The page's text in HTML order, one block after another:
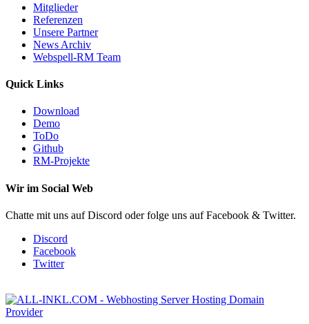
Mitglieder
Referenzen
Unsere Partner
News Archiv
Webspell-RM Team
Quick Links
Download
Demo
ToDo
Github
RM-Projekte
Wir im Social Web
Chatte mit uns auf Discord oder folge uns auf Facebook & Twitter.
Discord
Facebook
Twitter